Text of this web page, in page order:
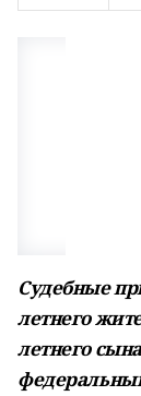
Судебные
летнего
летнего